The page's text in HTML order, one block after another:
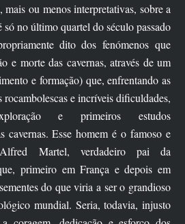
mais ou menos interpretativas, sobre a
só no último quartel do século passado
dito dos fenómenos que
e morte das cavernas, através de um
e formação) que, enfrentando as
rocambolescas e incríveis dificuldades,
e primeiros estudos
cavernas. Esse homem é o famoso e
Martel, verdadeiro pai da
primeiro em França e depois em
do que viria a ser o grandioso
mundial. Seria, todavia, injusto